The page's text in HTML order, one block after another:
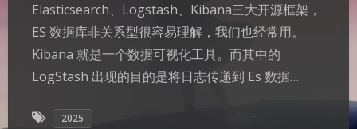
Sans Serif
浅阴影
Elasticsearch、Logstash、Kibana三大开源框架，
ES 数据库非关系型很容易理解，我们也经常用。
Kibana 就是一个数据可视化工具。而其中的
LogStash 出现的目的是将日志传递到 Es 数据…
2025